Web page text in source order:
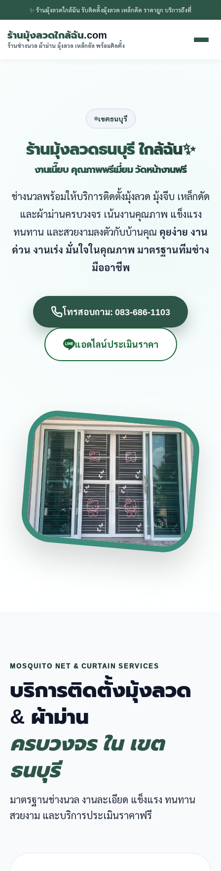
✨ ร้านมุ้งลวดใกล้ฉัน รับติดตั้งมุ้งลวด เหล็กดัด ราคาถูก บริการถึงที่
ร้านมุ้งลวดใกล้ฉัน.com
ร้านช่างนวล ผ้าม่าน มุ้งลวด เหล็กดัด พร้อมติดตั้ง
เขตธนบุรี
ร้านมุ้งลวดธนบุรี ใกล้ฉัน✨
งานเนี๊ยบ คุณภาพพรีเมี่ยม วัดหน้างานฟรี
ช่างนวลพร้อมให้บริการติดตั้งมุ้งลวด มุ้งจีบ เหล็กดัด
และผ้าม่านครบวงจร เน้นงานคุณภาพ แข็งแรง
ทนทาน และสวยงามลงตัวกับบ้านคุณ คุยง่าย งาน
ด่วน งานเร่ง มั่นใจในคุณภาพ มาตรฐานทีมช่าง
มืออาชีพ
โทรสอบถาม: 083-686-1103
แอดไลน์ประเมินราคา
MOSQUITO NET & CURTAIN SERVICES
บริการติดตั้งมุ้งลวด
& ผ้าม่าน
ครบวงจร ใน เขต
ธนบุรี
มาตรฐานช่างนวล งานละเอียด แข็งแรง ทนทาน
สวยงาม และบริการประเมินราคาฟรี